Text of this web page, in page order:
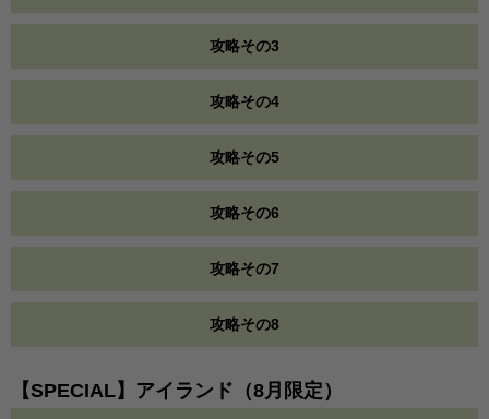
攻略その3
攻略その4
攻略その5
攻略その6
攻略その7
攻略その8
【SPECIAL】アイランド（8月限定）